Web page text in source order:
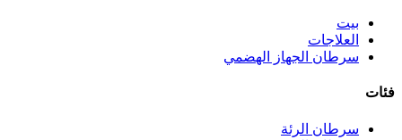
بيت
العلاجات
سرطان الجهاز الهضمي
فئات
سرطان الرئة